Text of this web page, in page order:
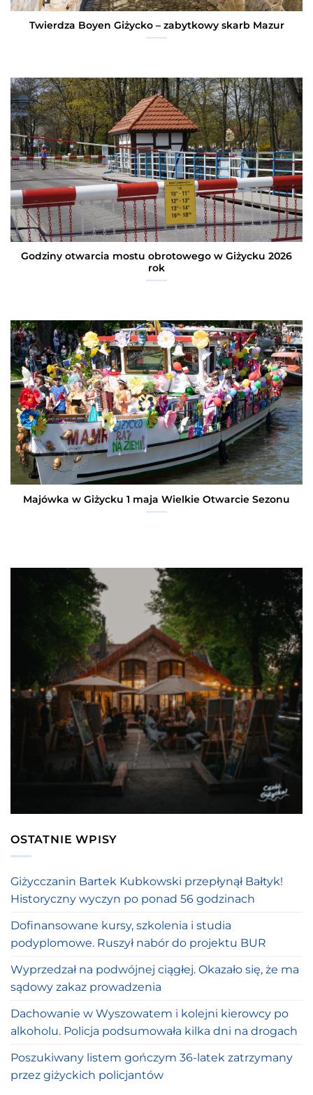
Twierdza Boyen Giżycko – zabytkowy skarb Mazur
Godziny otwarcia mostu obrotowego w Giżycku 2026
rok
Majówka w Giżycku 1 maja Wielkie Otwarcie Sezonu
OSTATNIE WPISY
Giżycczanin Bartek Kubkowski przepłynął Bałtyk!
Historyczny wyczyn po ponad 56 godzinach
Dofinansowane kursy, szkolenia i studia
podyplomowe. Ruszył nabór do projektu BUR
Wyprzedzał na podwójnej ciągłej. Okazało się, że ma
sądowy zakaz prowadzenia
Dachowanie w Wyszowatem i kolejni kierowcy po
alkoholu. Policja podsumowała kilka dni na drogach
Poszukiwany listem gończym 36-latek zatrzymany
przez giżyckich policjantów